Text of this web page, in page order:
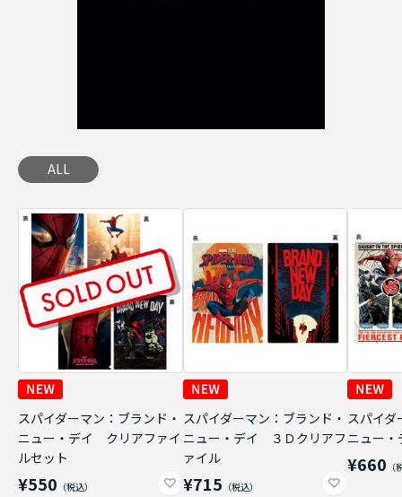
ALL
スパイダーマン：ブランド・
ニュー・デイ クリアファイ
ルセット
¥550
スパイダーマン：ブランド・
ニュー・デイ ３Ｄクリアフ
ァイル
¥715
スパイダ
ニュー
¥660